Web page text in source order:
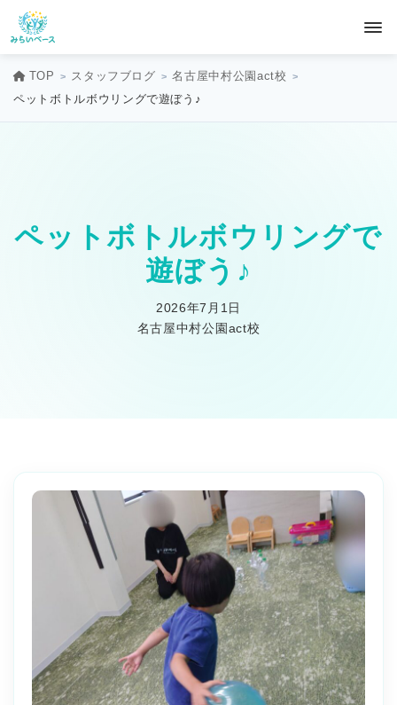
TOP スタッフブログ
名古屋中村公園act校
ペットボトルボウリングで遊ぼう♪
ペットボトルボウリングで
遊ぼう♪
2026年7月1日
名古屋中村公園act校